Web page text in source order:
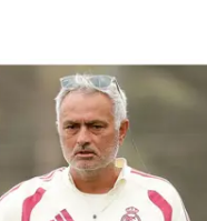
ამ
ხდება ცნობილი,
ინტერესდება.